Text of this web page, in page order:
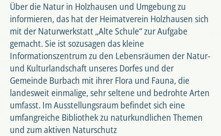
Über die Natur in Holzhausen und Umgebung zu
informieren, das hat der Heimatverein Holzhausen sich
mit der Naturwerkstatt „Alte Schule“ zur Aufgabe
gemacht. Sie ist sozusagen das kleine
Informationszentrum zu den Lebensräumen der Natur-
und Kulturlandschaft unseres Dorfes und der
Gemeinde Burbach mit ihrer Flora und Fauna, die
landesweit einmalige, sehr seltene und bedrohte Arten
umfasst. Im Ausstellungsraum befindet sich eine
umfangreiche Bibliothek zu naturkundlichen Themen
und zum aktiven Naturschutz